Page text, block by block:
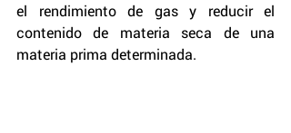
el rendimiento de gas y reducir el
contenido de materia seca de una
materia prima determinada.